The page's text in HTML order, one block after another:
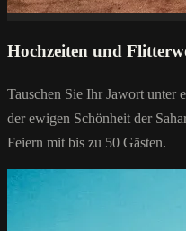
Hochzeiten und
Tauschen Sie Ihr Jawort unter
der ewigen Schönheit der
Feiern mit bis zu 50 Gästen.